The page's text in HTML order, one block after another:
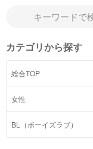
カテゴリから探す
総合TOP
女性
BL（ボーイズラブ）